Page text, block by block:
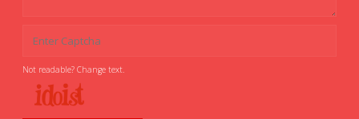
Not readable? Change text.